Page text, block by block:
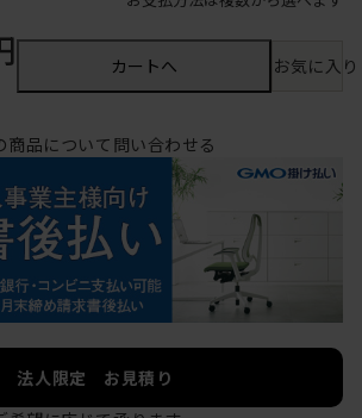
カートへ お気に入
商品について問い合わせる
法人限定 お見積り